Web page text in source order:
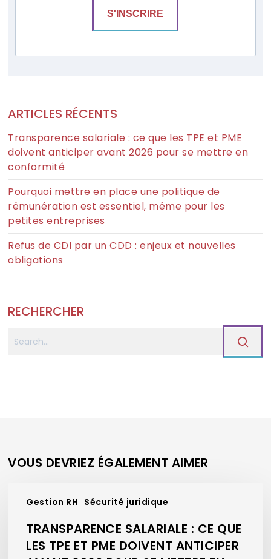
S'INSCRIRE
ARTICLES RÉCENTS
Transparence salariale : ce que les TPE et PME
doivent anticiper avant 2026 pour se mettre en
conformité
Pourquoi mettre en place une politique de
rémunération est essentiel, même pour les
petites entreprises
Refus de CDI par un CDD : enjeux et nouvelles
obligations
RECHERCHER
VOUS DEVRIEZ ÉGALEMENT AIMER
Gestion RH Sécurité juridique
salariale
TRANSPARENCE SALARIALE : CE QUE
LES TPE ET PME DOIVENT ANTICIPER